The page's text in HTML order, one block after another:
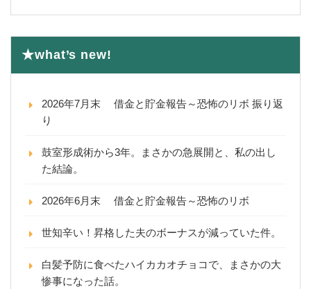
★what’s new!
2026年7月末 借金と貯金報告～恐怖のリボ 振り返
り
鼓室形成術から3年。まさかの急展開と、私の出し
た結論。
2026年6月末 借金と貯金報告～恐怖のリボ
世知辛い！昇格した夫のボーナスが減っていた件。
白髪予防に食べたハイカカオチョコで、まさかの大
惨事になった話。